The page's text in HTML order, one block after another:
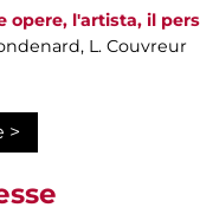
opere, l'artista, il
L. Couvreur
>